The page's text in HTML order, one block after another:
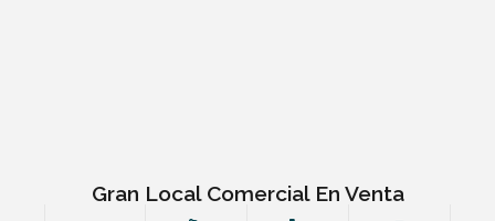
Gran Local Comercial En Venta